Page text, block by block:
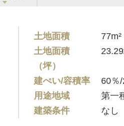
土地面積
77m²
土地面積
（坪）
建ぺい/容積率
60％
用途地域
第一
建築条件
なし